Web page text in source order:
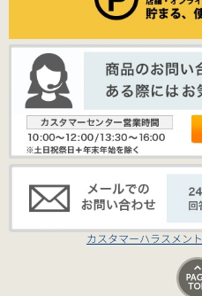
カスタマーハラスメン